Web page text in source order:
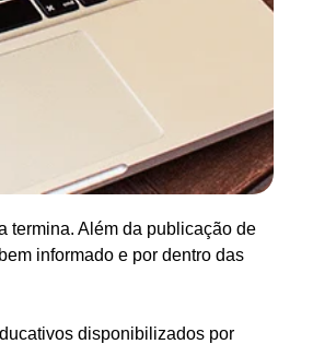
termina. Além da publicação de
informado e por dentro das
disponibilizados por